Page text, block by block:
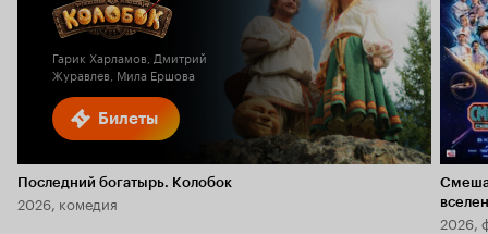
Билеты
Гарик Харламов, Дмитрий
Журавлев, Мила Ершова
Последний богатырь. Колобок
2026, комедия
5.8
2026,